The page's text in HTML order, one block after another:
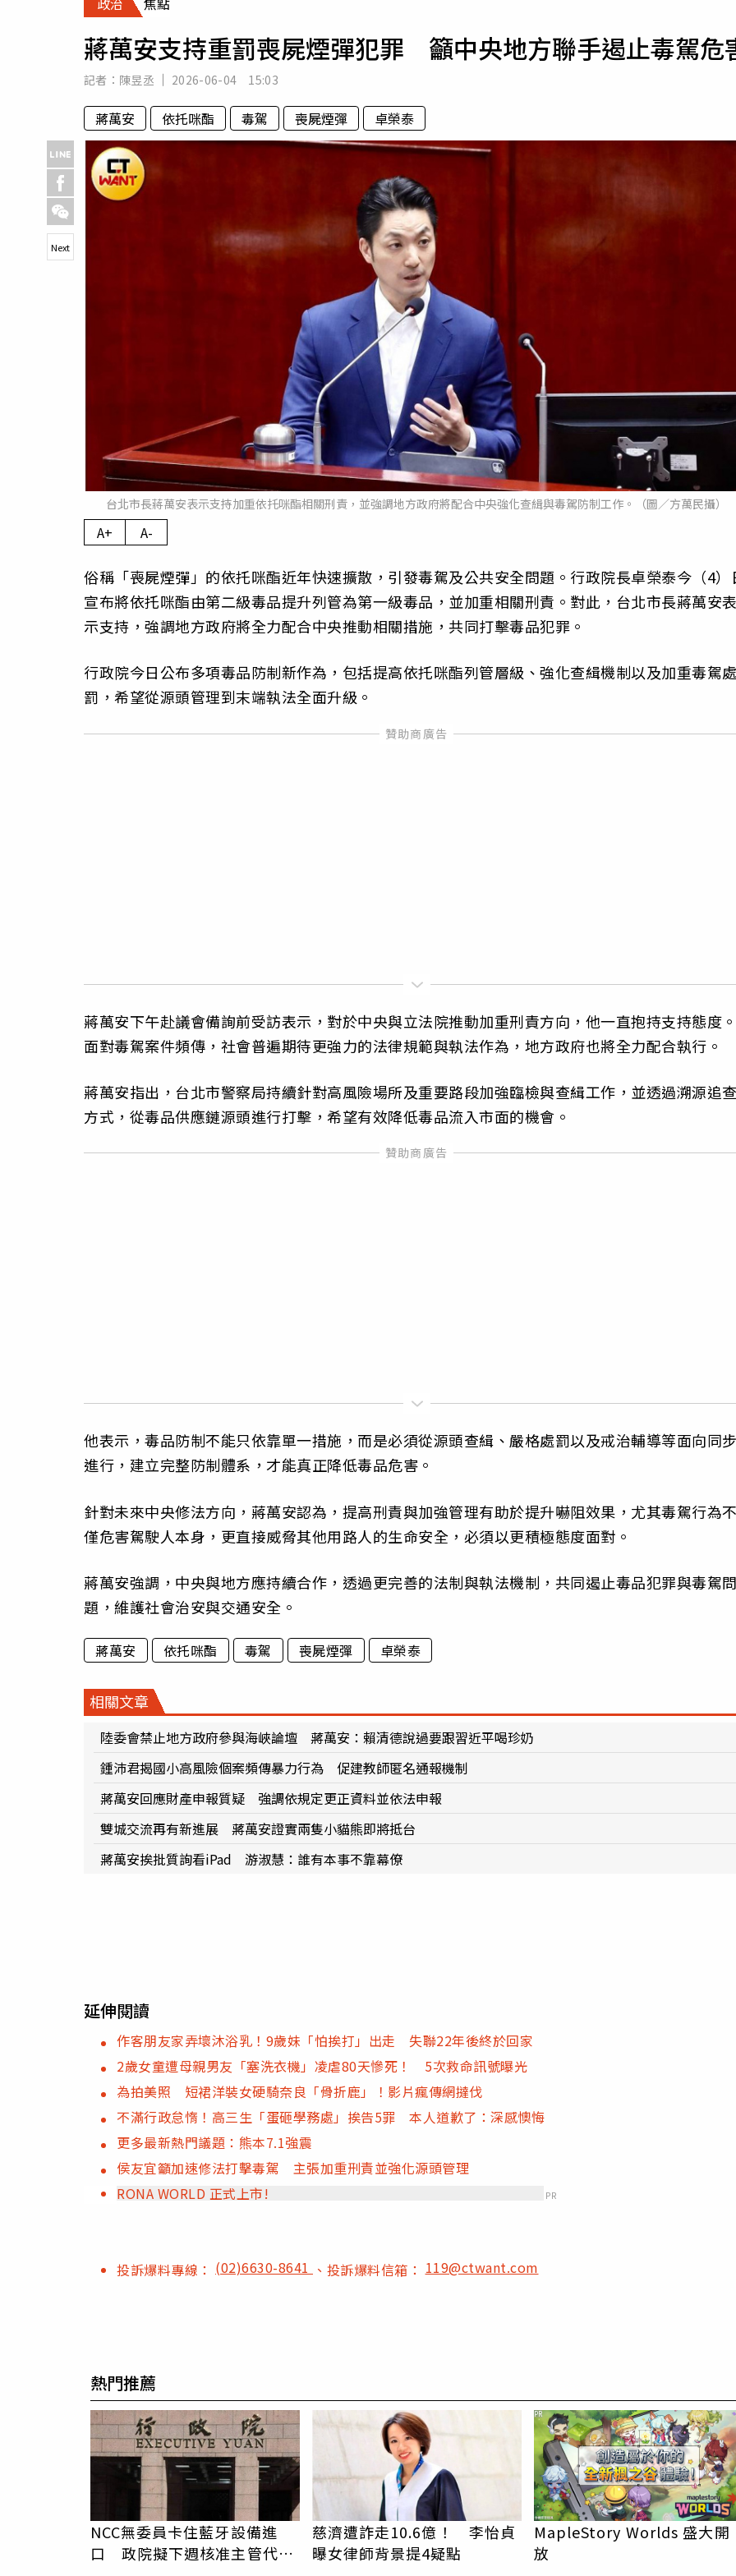
專欄
房產新勢力
運勢
蔣萬安支持重罰喪屍煙彈犯罪 籲中央地方聯手遏止毒駕危
記者： 陳昱丞 2026-06-04 15:03
蔣萬安 依托咪酯 毒駕 喪屍煙彈 卓榮泰
台北市長蔣萬安表示支持加重依托咪酯相關刑責，並強調地方政府將配合中央強化查緝與毒駕防制工作。（圖／方萬民攝）
Next
A+ A-
俗稱「喪屍煙彈」的依托咪酯近年快速擴散，引發毒駕及公共安全問題。行政院長卓榮泰今（4）
宣布將依托咪酯由第二級毒品提升列管為第一級毒品，並加重相關刑責。對此，台北市長蔣萬安
示支持，強調地方政府將全力配合中央推動相關措施，共同打擊毒品犯罪。
行政院今日公布多項毒品防制新作為，包括提高依托咪酯列管層級、強化查緝機制以及加重毒駕
罰，希望從源頭管理到末端執法全面升級。
蔣萬安下午赴議會備詢前受訪表示，對於中央與立法院推動加重刑責方向，他一直抱持支持態度
面對毒駕案件頻傳，社會普遍期待更強力的法律規範與執法作為，地方政府也將全力配合執行。
蔣萬安指出，台北市警察局持續針對高風險場所及重要路段加強臨檢與查緝工作，並透過溯源追
方式，從毒品供應鏈源頭進行打擊，希望有效降低毒品流入市面的機會。
他表示，毒品防制不能只依靠單一措施，而是必須從源頭查緝、嚴格處罰以及戒治輔導等面向同
進行，建立完整防制體系，才能真正降低毒品危害。
針對未來中央修法方向，蔣萬安認為，提高刑責與加強管理有助於提升嚇阻效果，尤其毒駕行為
僅危害駕駛人本身，更直接威脅其他用路人的生命安全，必須以更積極態度面對。
蔣萬安強調，中央與地方應持續合作，透過更完善的法制與執法機制，共同遏止毒品犯罪與毒駕
題，維護社會治安與交通安全。
蔣萬安 依托咪酯 毒駕 喪屍煙彈 卓榮泰
相關文章
陸委會禁止地方政府參與海峽論壇 蔣萬安：賴清德說過要跟習近平喝珍奶
鍾沛君揭國小高風險個案頻傳暴力行為 促建教師匿名通報機制
蔣萬安回應財產申報質疑 強調依規定更正資料並依法申報
雙城交流再有新進展 蔣萬安證實兩隻小貓熊即將抵台
蔣萬安挨批質詢看iPad 游淑慧：誰有本事不靠幕僚
延伸閱讀
作客朋友家弄壞沐浴乳！9歲妹「怕挨打」出走 失聯22年後終於回家
2歲女童遭母親男友「塞洗衣機」凌虐80天慘死！ 5次救命訊號曝光
為拍美照 短裙洋裝女硬騎奈良「骨折鹿」！影片瘋傳網撻伐
不滿行政怠惰！高三生「蛋砸學務處」挨告5罪 本人道歉了：深感懊悔
更多最新熱門議題：熊本7.1強震
侯友宜籲加速修法打擊毒駕 主張加重刑責並強化源頭管理
RONA WORLD 正式上市!
PR
投訴爆料專線： (02)6630-8641 、投訴爆料信箱：119@ctwant.com
熱門推薦
NCC無委員卡住藍牙設備進
口 政院擬下週核准主管代決
慈濟遭詐走10.6億！ 李怡貞
曝女律師背景提4疑點
MapleStory Worlds 盛大開
放
PR